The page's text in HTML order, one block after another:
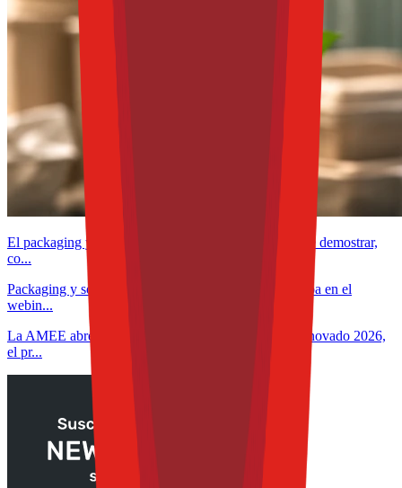
El packaging ya no solo protege alimentos: ahora debe demostrar,
co...
Packaging y sostenibilidad en América Latina: participa en el
webin...
La AMEE abre la convocatoria de Envase Estelar Renovado 2026,
el pr...